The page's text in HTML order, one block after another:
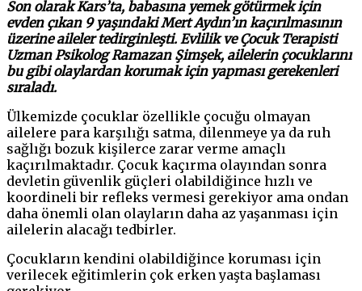
dışarıdaki
tehlikelere
karşı
hazırlayın
Son olarak Kars’ta, babasına yemek götürmek için
evden çıkan 9 yaşındaki Mert Aydın’ın kaçırılmasının
üzerine aileler tedirginleşti. Evlilik ve Çocuk Terapisti
Uzman Psikolog Ramazan Şimşek, ailelerin çocuklarını
bu gibi olaylardan korumak için yapması gerekenleri
sıraladı.
Ülkemizde çocuklar özellikle çocuğu olmayan
ailelere para karşılığı satma, dilenmeye ya da ruh
sağlığı bozuk kişilerce zarar verme amaçlı
kaçırılmaktadır. Çocuk kaçırma olayından sonra
devletin güvenlik güçleri olabildiğince hızlı ve
koordineli bir refleks vermesi gerekiyor ama ondan
daha önemli olan olayların daha az yaşanması için
ailelerin alacağı tedbirler.
Çocukların kendini olabildiğince koruması için
verilecek eğitimlerin çok erken yaşta başlaması